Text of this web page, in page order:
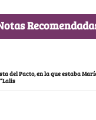
del Pacto, en la que estaba